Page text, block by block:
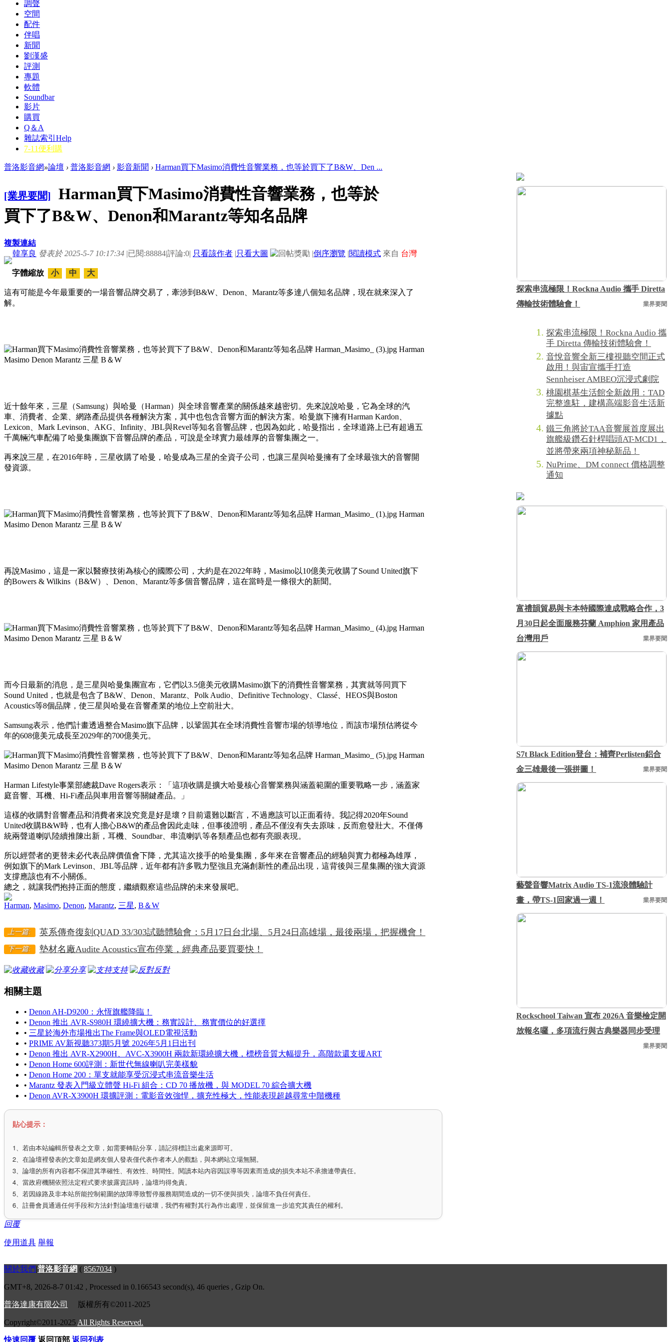
調聲
空間
配件
伴唱
新聞
劉漢盛
評測
專題
軟體
Soundbar
影片
購買
Q＆A
雜誌索引 Help
7-11便利購
普洛影音網»論壇 › 普洛影音網 › 影音新聞 › Harman買下Masimo消費性音響業務，也等於買下了B&W、Den ...
[業界要聞]
Harman買下Masimo消費性音響業務，也等於
買下了B&W、Denon和Marantz等知名品牌
複製連結
韓享良 發表於 2025-5-7 10:17:34 |已閱:88884|評論:0| 只看該作者 |只看大圖 |倒序瀏覽 |閱讀模式 來自 台灣
字體縮放 小 中 大
這有可能是今年最重要的一場音響品牌交易了，牽涉到B&W、Denon、Marantz等多達八個知名品牌，現在就來深入了
解。
近十餘年來，三星（Samsung）與哈曼（Harman）與全球音響產業的關係越來越密切。先來說說哈曼，它為全球的汽
車、消費者、企業、網路產品提供各種解決方案，其中也包含音響方面的解決方案。哈曼旗下擁有Harman Kardon、
Lexicon、Mark Levinson、AKG、Infinity、JBL與Revel等知名音響品牌，也因為如此，哈曼指出，全球道路上已有超過五
千萬輛汽車配備了哈曼集團旗下音響品牌的產品，可說是全球實力最雄厚的音響集團之一。
再來說三星，在2016年時，三星收購了哈曼，哈曼成為三星的全資子公司，也讓三星與哈曼擁有了全球最強大的音響開
發資源。
再說Masimo，這是一家以醫療技術為核心的國際公司，大約是在2022年時，Masimo以10億美元收購了Sound United旗下
的Bowers & Wilkins（B&W）、Denon、Marantz等多個音響品牌，這在當時是一條很大的新聞。
而今日最新的消息，是三星與哈曼集團宣布，它們以3.5億美元收購Masimo旗下的消費性音響業務，其實就等同買下
Sound United，也就是包含了B&W、Denon、Marantz、Polk Audio、Definitive Technology、Classé、HEOS與Boston
Acoustics等8個品牌，使三星與哈曼在音響產業的地位上空前壯大。
Samsung表示，他們計畫透過整合Masimo旗下品牌，以鞏固其在全球消費性音響市場的領導地位，而該市場預估將從今
年的608億美元成長至2029年的700億美元。
Harman Lifestyle事業部總裁Dave Rogers表示：「這項收購是擴大哈曼核心音響業務與涵蓋範圍的重要戰略一步，涵蓋家
庭音響、耳機、Hi-Fi產品與車用音響等關鍵產品。」
這樣的收購對音響產品和消費者來說究竟是好是壞？目前還難以斷言，不過應該可以正面看待。我記得2020年Sound
United收購B&W時，也有人擔心B&W的產品會因此走味，但事後證明，產品不僅沒有失去原味，反而愈發壯大。不僅傳
統兩聲道喇叭陸續推陳出新，耳機、Soundbar、串流喇叭等各類產品也都有亮眼表現。
所以經營者的更替未必代表品牌價值會下降，尤其這次接手的哈曼集團，多年來在音響產品的經驗與實力都極為雄厚，
例如旗下的Mark Levinson、JBL等品牌，近年都有許多戰力堅強且充滿創新性的產品出現，這背後與三星集團的強大資源
支撐應該也有不小關係。
總之，就讓我們抱持正面的態度，繼續觀察這些品牌的未來發展吧。
Harman, Masimo, Denon, Marantz, 三星, B＆W
上一篇: 英系傳奇復刻QUAD 33/303試聽體驗會：5月17日台北場、5月24日高雄場，最後兩場，把握機會！
下一篇: 墊材名廠Audite Acoustics宣布停業，經典產品要買要快！
收藏 分享 支持 反對
相關主題
• Denon AH-D9200：永恆旗艦降臨！
• Denon 推出 AVR-S980H 環繞擴大機：務實設計、務實價位的好選擇
• 三星於海外市場推出The Frame與OLED電視活動
• PRIME AV新視聽373期5月號 2026年5月1日出刊
• Denon 推出 AVR-X2900H、AVC-X3900H 兩款新環繞擴大機，標榜音質大幅提升，高階款還支援ART
• Denon Home 600評測：新世代無線喇叭完美樣貌
• Denon Home 200：單支就能享受沉浸式串流音樂生活
• Marantz 發表入門級立體聲 Hi-Fi 組合：CD 70 播放機，與 MODEL 70 綜合擴大機
• Denon AVR-X3900H 環擴評測：電影音效強悍，擴充性極大，性能表現超越尋常中階機種
貼心提示：
1、若由本站編輯所發表之文章，如需要轉貼分享，請記得標註出處來源即可。
2、在論壇裡發表的文章如是網友個人發表僅代表作者本人的觀點，與本網站立場無關。
3、論壇的所有內容都不保證其準確性、有效性、時間性。閱讀本站內容因誤導等因素而造成的損失本站不承擔連帶責任。
4、當政府機關依照法定程式要求披露資訊時，論壇均得免責。
5、若因線路及非本站所能控制範圍的故障導致暫停服務期間造成的一切不便與損失，論壇不負任何責任。
6、註冊會員通過任何手段和方法針對論壇進行破壞，我們有權對其行為作出處理，並保留進一步追究其責任的權利。
回覆
使用道具 舉報
探索串流極限！Rockna Audio 攜手 Diretta
傳輸技術體驗會！
業界要聞
探索串流極限！Rockna Audio 攜
手 Diretta 傳輸技術體驗會！
音悅音響全新三樓視聽空間正式
啟用！與宙宣攜手打造
Sennheiser AMBEO沉浸式劇院
桃園棋基生活館全新啟用：TAD
完整進駐，建構高端影音生活新
據點
鐵三角將於TAA音響展首度展出
旗艦級鑽石針桿唱頭AT-MCD1，
並將帶來兩項神秘新品！
NuPrime、DM connect 價格調整
通知
富禮韻貿易與卡本特國際達成戰略合作，3
月30日起全面服務芬蘭 Amphion 家用產品
台灣用戶
業界要聞
S7t Black Edition登台：補齊Perlisten鋁合
金三雄最後一張拼圖！
業界要聞
藝聲音響Matrix Audio TS-1流浪體驗計
畫，帶TS-1回家過一週！
業界要聞
Rockschool Taiwan 宣布 2026A 音樂檢定開
放報名囉，多項流行與古典樂器同步受理
業界要聞
關於我們|普洛影音網 ( 8567034 )
GMT+8, 2026-8-7 01:42 , Processed in 0.166543 second(s), 46 queries , Gzip On.
普洛達康有限公司 版權所有©2011-2025
Copyright©2011-2025 All Rights Reserved.
快速回覆 返回頂部 返回列表